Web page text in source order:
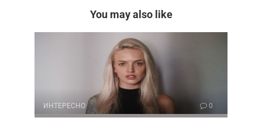
You may also like
ИНТЕРЕСНО 0